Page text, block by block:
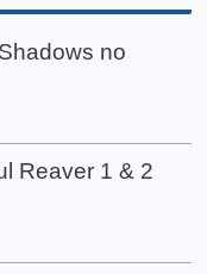
no
Reaver 1 & 2